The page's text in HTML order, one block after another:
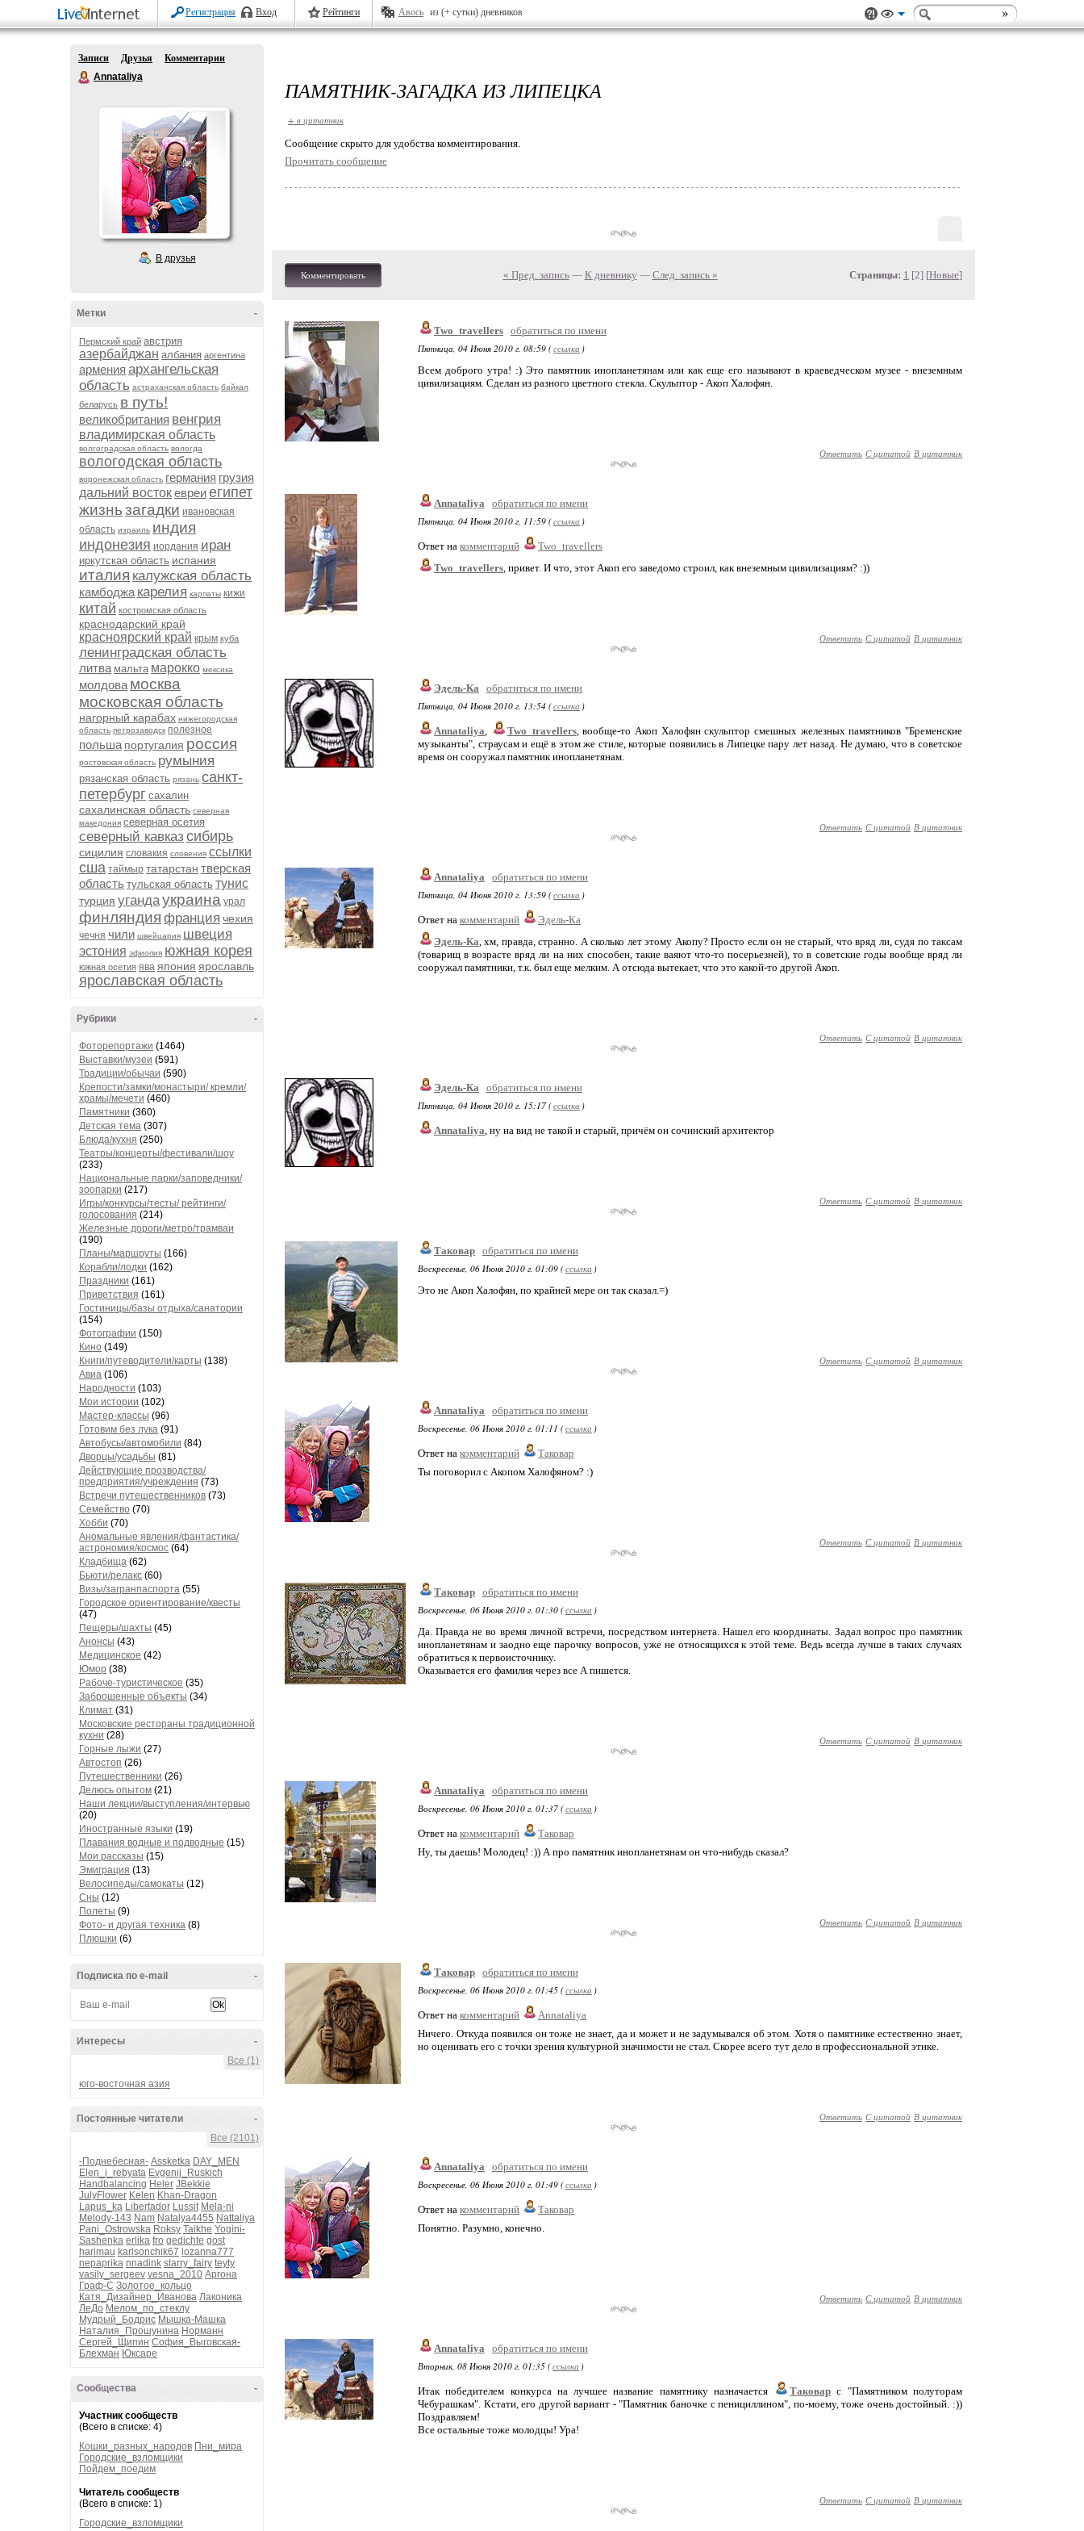
Регистрация Вход Рейтинги Авось из (+ сутки) дневников
Записи Друзья
Комментарии
Annataliya
В друзья
-
Метки
Пермский край австрия
азербайджан албания аргентина
армения архангельская
область астраханская область байкал
беларусь в путь!
великобритания венгрия
владимирская область
волгоградская область вологда
вологодская область
воронежская область германия грузия
дальний востокевреиегипет
жизньзагадки ивановская
область израиль индия
индонезия иордания иран
иркутская область испания
италия калужская область
камбоджа карелия карпаты кижи
китай костромская область
краснодарский край
красноярский край крым куба
ленинградская область
литва мальта марокко мексика
молдова москва
московская область
нагорный карабах нижегородская
область петрозаводск полезное
польша португалия россия
ростовская область румыния
рязанская область рязань санкт-
петербург сахалин
сахалинская область северная
македония северная осетия
северный кавказ сибирь
сицилия словакия словения ссылки
сша таймыр татарстан тверская
область тульская область тунис
турция угандаукраина урал
финляндия франция чехия
чечня чили швейцария швеция
эстония эфиопия южная корея
южная осетия ява япония ярославль
ярославская область
-
Рубрики
Фоторепортажи (1464)
Выставки/музеи (591)
Традиции/обычаи (590)
Крепости/замки/монастыри/ кремли/
храмы/мечети (460)
Памятники (360)
Детская тема (307)
Блюда/кухня (250)
Театры/концерты/фестивали/шоу
(233)
Национальные парки/заповедники/
зоопарки (217)
Игры/конкурсы/тесты/ рейтинги/
голосования (214)
Железные дороги/метро/трамваи
(190)
Планы/маршруты (166)
Корабли/лодки (162)
Праздники (161)
Приветствия (161)
Гостиницы/базы отдыха/санатории
(154)
Фотографии (150)
Кино (149)
Книги/путеводители/карты (138)
Авиа (106)
Народности (103)
Мои истории (102)
Мастер-классы (96)
Готовим без лука (91)
Автобусы/автомобили (84)
Дворцы/усадьбы (81)
Действующие прозводства/
предприятия/учреждения (73)
Встречи путешественников (73)
Семейство (70)
Хобби (70)
Аномальные явления/фантастика/
астрономия/космос (64)
Кладбища (62)
Бьюти/релакс (60)
Визы/загранпаспорта (55)
Городское ориентирование/квесты
(47)
Пещеры/шахты (45)
Анонсы (43)
Медицинское (42)
Юмор (38)
Рабоче-туристическое (35)
Заброшенные объекты (34)
Климат (31)
Московские рестораны традиционной
кухни (28)
Горные лыжи (27)
Автостоп (26)
Путешественники (26)
Делюсь опытом (21)
Наши лекции/выступления/интервью
(20)
Иностранные языки (19)
Плавания водные и подводные (15)
Мои рассказы (15)
Эмиграция (13)
Велосипеды/самокаты (12)
Сны (12)
Полеты (9)
Фото- и другая техника (8)
Плюшки (6)
-
Подписка по e-mail
-
Интересы
Все (1)
юго-восточная азия
-
Постоянные читатели
Все (2101)
-Поднебесная- Assketka DAY_MEN
Elen_i_rebyata Evgenij_Ruskich
Handbalancing Heler JBekkie
JulyFlower Kelen Khan-Dragon
Lapus_ka Libertador Lussit Mela-ni
Melody-143 Nam Natalya4455 Nattaliya
Pani_Ostrowska Roksy Taikhe Yogini-
Sashenka erlika fro gedichte gost
harimau karlsonchik67 lozanna777
nepaprika nnadink starry_fairy teyty
vasily_sergeev vesna_2010 Аргона
Граф-С Золотое_кольцо
Катя_Дизайнер_Иванова Лаконика
ЛеДо Мелом_по_стеклу
Мудрый_Бодрис Мышка-Машка
Наталия_Прошунина Норманн
Сергей_Щипин София_Выговская-
Блехман Юксаре
-
Сообщества
Участник сообществ
(Всего в списке: 4)
Кошки_разных_народов Пни_мира
Городские_взломщики
Пойдем_поедим
Читатель сообществ
(Всего в списке: 1)
Городские_взломщики
ПАМЯТНИК-ЗАГАДКА ИЗ ЛИПЕЦКА
+ в цитатник
Cообщение скрыто для удобства комментирования.
Прочитать сообщение
Комментировать « Пред. запись— К дневнику — След. запись » Страницы: 1 [2] [Новые]
Two_travellers обратиться по имени
Пятница, 04 Июня 2010 г. 08:59 (ссылка )
Всем доброго утра! :) Это памятник инопланетянам или как еще его называют в краеведческом музее - внеземным
цивилизациям. Сделан из разного цветного стекла. Скульптор - Акоп Халофян.
Ответить С цитатой В цитатник
Annataliya
обратиться по имени
Пятница, 04 Июня 2010 г. 11:59 (ссылка )
Ответ на комментарий
Two_travellers
Two_travellers, привет. И что, этот Акоп его заведомо строил, как внеземным цивилизациям? :))
Ответить С цитатой В цитатник
Эдель-Ка
обратиться по имени
Пятница, 04 Июня 2010 г. 13:54 (ссылка )
Annataliya, Two_travellers, вообще-то Акоп Халофян скульптор смешных железных памятников "Бременские
музыканты", страусам и ещё в этом же стиле, которые появились в Липецке пару лет назад. Не думаю, что в советское
время он сооружал памятник инопланетянам.
Ответить С цитатой В цитатник
Annataliya
обратиться по имени
Пятница, 04 Июня 2010 г. 13:59 (ссылка )
Ответ на комментарий
Эдель-Ка
Эдель-Ка, хм, правда, странно. А сколько лет этому Акопу? Просто если он не старый, что вряд ли, судя по таксам
(товарищ в возрасте вряд ли на них способен, такие ваяют что-то посерьезней), то в советские годы вообще вряд ли
сооружал памятники, т.к. был еще мелким. А отсюда вытекает, что это какой-то другой Акоп.
Ответить С цитатой В цитатник
Эдель-Ка
обратиться по имени
Пятница, 04 Июня 2010 г. 15:17 (ссылка )
Annataliya, ну на вид не такой и старый, причём он сочинский архитектор
Ответить С цитатой В цитатник
Таковар обратиться по имени
Воскресенье, 06 Июня 2010 г. 01:09 (ссылка )
Это не Акоп Халофян, по крайней мере он так сказал.=)
Ответить С цитатой В цитатник
Annataliya
обратиться по имени
Воскресенье, 06 Июня 2010 г. 01:11 (ссылка )
Ответ на комментарий
Таковар
Ты поговорил с Акопом Халофяном? :)
Ответить С цитатой В цитатник
Таковар обратиться по имени
Воскресенье, 06 Июня 2010 г. 01:30 (ссылка )
Да. Правда не во время личной встречи, посредством интернета. Нашел его координаты. Задал вопрос про памятник
инопланетянам и заодно еще парочку вопросов, уже не относящихся к этой теме. Ведь всегда лучше в таких случаях
обратиться к первоисточнику.
Оказывается его фамилия через все А пишется.
Ответить С цитатой В цитатник
Annataliya
обратиться по имени
Воскресенье, 06 Июня 2010 г. 01:37 (ссылка )
Ответ на комментарий
Таковар
Ну, ты даешь! Молодец! :)) А про памятник инопланетянам он что-нибудь сказал?
Ответить С цитатой В цитатник
Таковар обратиться по имени
Воскресенье, 06 Июня 2010 г. 01:45 (ссылка )
Ответ на комментарий
Annataliya
Ничего. Откуда появился он тоже не знает, да и может и не задумывался об этом. Хотя о памятнике естественно знает,
но оценивать его с точки зрения культурной значимости не стал. Скорее всего тут дело в профессиональной этике.
Ответить С цитатой В цитатник
Annataliya
обратиться по имени
Воскресенье, 06 Июня 2010 г. 01:49 (ссылка )
Ответ на комментарий
Таковар
Понятно. Разумно, конечно.
Ответить С цитатой В цитатник
Annataliya
обратиться по имени
Вторник, 08 Июня 2010 г. 01:35 (ссылка )
Итак победителем конкурса на лучшее название памятнику назначается Таковар с "Памятником полуторам
Чебурашкам". Кстати, его другой вариант - "Памятник баночке с пенициллином", по-моему, тоже очень достойный. :))
Поздравляем!
Все остальные тоже молодцы! Ура!
Ответить С цитатой В цитатник